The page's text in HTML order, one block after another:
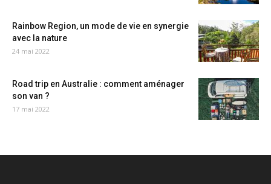
Rainbow Region, un mode de vie en synergie
avec la nature
24 mai 2022
Road trip en Australie : comment aménager
son van ?
17 mai 2022